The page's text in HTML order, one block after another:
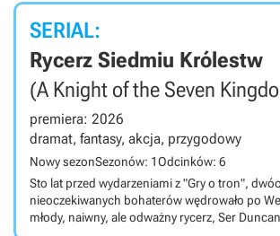
SERIAL:
Rycerz Siedmiu Królestw
(A Knight of the Seven
premiera: 2026
dramat, fantasy, akcja, przygodowy
Nowy sezonSezonów: 1Odcinków: 6
Sto lat przed wydarzeniami z "Gry o tron",
nieoczekiwanych bohaterów wędrowało po
młody, naiwny, ale odważny rycerz, Ser